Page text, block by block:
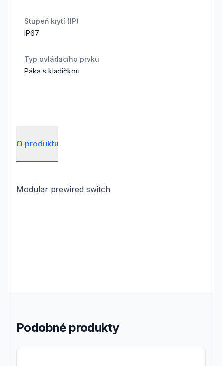
Stupeň krytí (IP)
IP67
Typ ovládacího prvku
Páka s kladičkou
O produktu
Modular prewired switch
Podobné produkty